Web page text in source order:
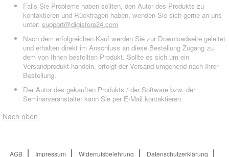
Falls Sie Probleme haben sollten, den Autor des Produkts zu
kontaktieren und Rückfragen haben, wenden Sie sich gerne an uns
unter: support@digistore24.com
Nach dem erfolgreichen Kauf werden Sie zur Downloadseite geleitet
und erhalten direkt im Anschluss an diese Bestellung Zugang zu
dem von Ihnen bestellten Produkt. Sollte es sich um ein
Versandprodukt handeln, erfolgt der Versand umgehend nach Ihrer
Bestellung.
Der Autor des gekauften Produkts / der Software bzw. der
Seminarveranstalter kann Sie per E-Mail kontaktieren.
Nach oben
AGB Impressum Widerrufsbelehrung Datenschutzerklärung